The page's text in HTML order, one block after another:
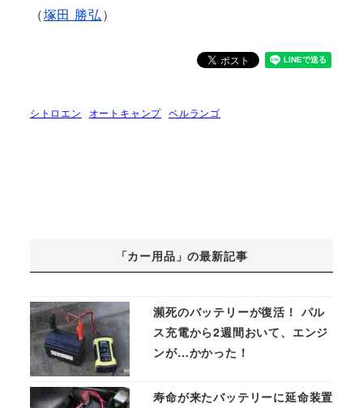
（塚田 勝弘）
シトロエン オートキャンプ ベルランゴ
「カー用品」の最新記事
瀕死のバッテリーが復活！ パル
ス充電から2週間おいて、エンジ
ンが…かかった！
寿命が来たバッテリーに延命装置